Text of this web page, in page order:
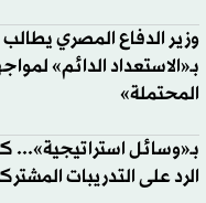
وزير الدفاع المصري
بـ«الاستعداد الدائم»
المحتملة»
بـ«وسائل استراتيجية»...
الرد على التدريبات